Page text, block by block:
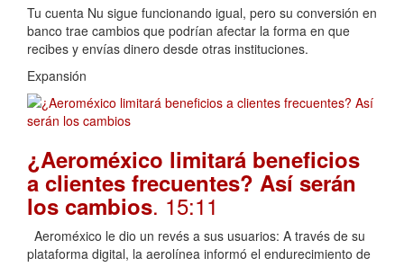
Tu cuenta Nu sigue funcionando igual, pero su conversión en
banco trae cambios que podrían afectar la forma en que
recibes y envías dinero desde otras instituciones.
Expansión
¿Aeroméxico limitará beneficios
a clientes frecuentes? Así serán
los cambios. 15:11
Aeroméxico le dio un revés a sus usuarios: A través de su
plataforma digital, la aerolínea informó el endurecimiento de